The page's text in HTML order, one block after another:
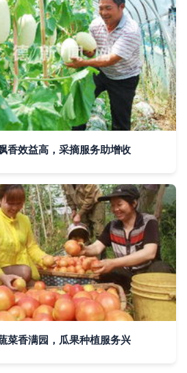
香效益高，采摘服务助增收
菜香满园，瓜果种植服务兴